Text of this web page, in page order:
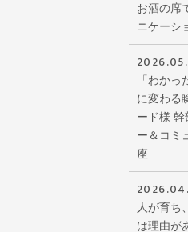
お酒の席
ニケーシ
「わかっ
に変わる
ード様 幹
ー＆コミ
座
人が育ち
は理由が